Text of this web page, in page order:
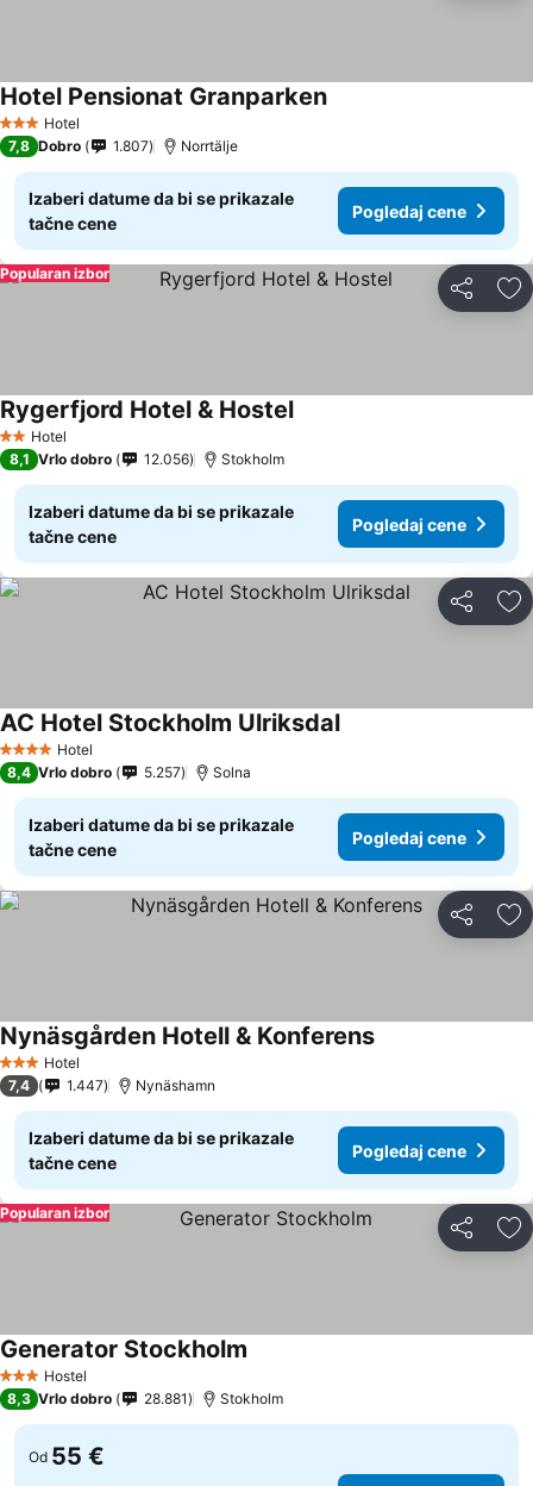
3 Zvezdice
Hotel
Hotel Pensionat Granparken
7,8 Dobro 1.807 Norrtälje
Izaberi datume da bi se prikazale
tačne cene
Pogledaj cene
Deli
Popularan izbor
2 Zvezdice
Hotel
Rygerfjord Hotel & Hostel
8,1 Vrlo dobro 12.056 Stokholm
Izaberi datume da bi se prikazale
tačne cene
Pogledaj cene
Deli
4 ZvezdiceHotel
AC Hotel Stockholm Ulriksdal
8,4 Vrlo dobro 5.257 Solna
Izaberi datume da bi se prikazale
tačne cene
Pogledaj cene
Deli
3 Zvezdice
Hotel
Nynäsgården Hotell & Konferens
7,4 1.447 Nynäshamn
Izaberi datume da bi se prikazale
tačne cene
Pogledaj cene
Deli
Popularan izbor
3 Zvezdice
Hostel
Generator Stockholm
8,3 Vrlo dobro 28.881 Stokholm
Od 55 €